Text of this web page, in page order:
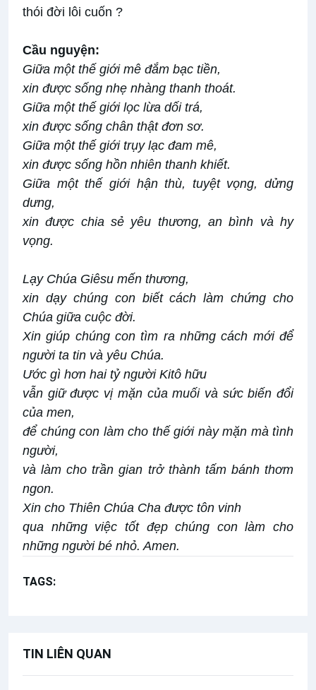
thói đời lôi cuốn ?
Cầu nguyện:
Giữa một thế giới mê đắm bạc tiền,
xin được sống nhẹ nhàng thanh thoát.
Giữa một thế giới lọc lừa dối trá,
xin được sống chân thật đơn sơ.
Giữa một thế giới trụy lạc đam mê,
xin được sống hồn nhiên thanh khiết.
Giữa một thế giới hận thù, tuyệt vọng, dửng
dưng,
xin được chia sẻ yêu thương, an bình và hy
vọng.
Lạy Chúa Giêsu mến thương,
xin dạy chúng con biết cách làm chứng cho
Chúa giữa cuộc đời.
Xin giúp chúng con tìm ra những cách mới để
người ta tin và yêu Chúa.
Ước gì hơn hai tỷ người Kitô hữu
vẫn giữ được vị mặn của muối và sức biến đổi
của men,
để chúng con làm cho thế giới này mặn mà tình
người,
và làm cho trần gian trở thành tấm bánh thơm
ngon.
Xin cho Thiên Chúa Cha được tôn vinh
qua những việc tốt đẹp chúng con làm cho
những người bé nhỏ. Amen.
TAGS:
TIN LIÊN QUAN